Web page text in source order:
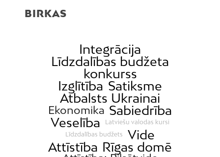
BIRKAS
Integrācija
Līdzdalības budžeta
konkurss
Izglītība Satiksme
Atbalsts Ukrainai
Ekonomika Sabiedrība
Veselība
Latviešu valodas kursi
Līdzdalības budžets
Vide
Attīstība Rīgas domē